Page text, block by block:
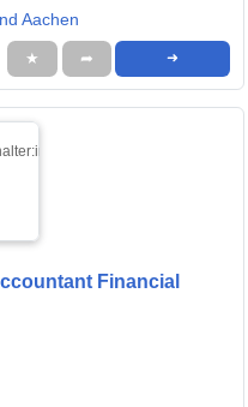
Aachen
★ ➦ ➜
Financial